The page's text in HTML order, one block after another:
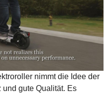
nimmt die Idee der
gute Qualität. Es